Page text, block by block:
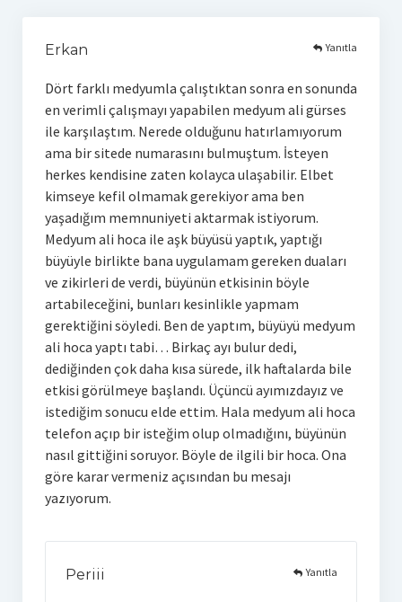
Erkan
Dört farklı medyumla çalıştıktan sonra en sonunda
en verimli çalışmayı yapabilen medyum ali gürses
ile karşılaştım. Nerede olduğunu hatırlamıyorum
ama bir sitede numarasını bulmuştum. İsteyen
herkes kendisine zaten kolayca ulaşabilir. Elbet
kimseye kefil olmamak gerekiyor ama ben
yaşadığım memnuniyeti aktarmak istiyorum.
Medyum ali hoca ile aşk büyüsü yaptık, yaptığı
büyüyle birlikte bana uygulamam gereken duaları
ve zikirleri de verdi, büyünün etkisinin böyle
artabileceğini, bunları kesinlikle yapmam
gerektiğini söyledi. Ben de yaptım, büyüyü medyum
ali hoca yaptı tabi… Birkaç ayı bulur dedi,
dediğinden çok daha kısa sürede, ilk haftalarda bile
etkisi görülmeye başlandı. Üçüncü ayımızdayız ve
istediğim sonucu elde ettim. Hala medyum ali hoca
telefon açıp bir isteğim olup olmadığını, büyünün
nasıl gittiğini soruyor. Böyle de ilgili bir hoca. Ona
göre karar vermeniz açısından bu mesajı
yazıyorum.
Yanıtla
Periii Yanıtla